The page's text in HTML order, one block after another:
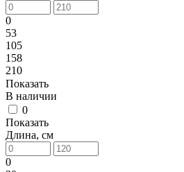
0
53
105
158
210
Показать
В наличии
0
Показать
Длина, см
0